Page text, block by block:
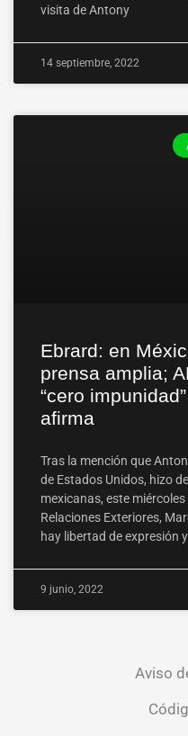
visita de Antony
14 septiembre, 2022
Ebrard: en
prensa amplia;
“cero
afirma
Tras la mención que
de Estados Unidos, hizo
mexicanas, este
Relaciones Exteriores,
hay libertad de expresión y
9 junio, 2022
Aviso